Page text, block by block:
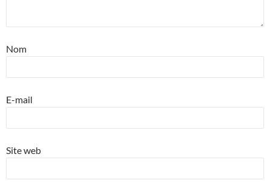
Nom
E-mail
Site web